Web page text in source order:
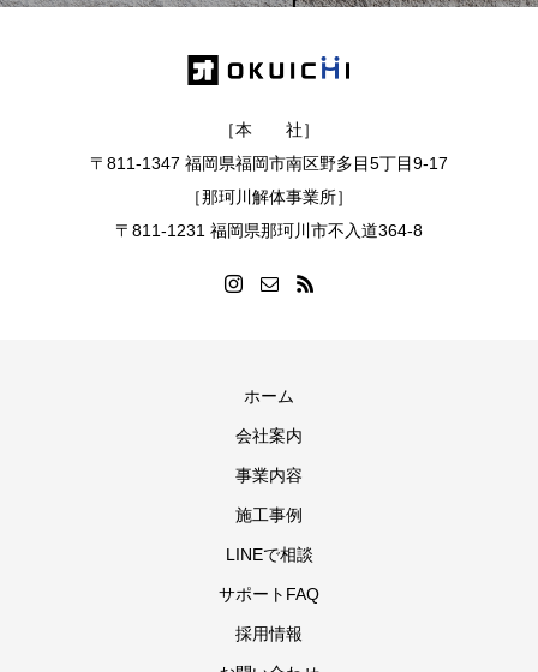
［本 社］
〒811-1347 福岡県福岡市南区野多目5丁目9-17
［那珂川解体事業所］
〒811-1231 福岡県那珂川市不入道364-8
ホーム
会社案内
事業内容
施工事例
LINEで相談
サポートFAQ
採用情報